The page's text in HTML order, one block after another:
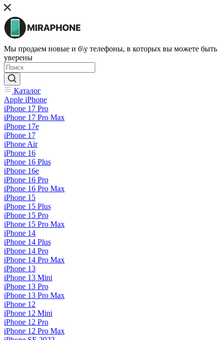
Мы продаем новые и б\у телефоны, в которых вы можете быть
уверены
Каталог
Apple iPhone
iPhone 17 Pro
iPhone 17 Pro Max
iPhone 17e
iPhone 17
iPhone Air
iPhone 16
iPhone 16 Plus
iPhone 16e
iPhone 16 Pro
iPhone 16 Pro Max
iPhone 15
iPhone 15 Plus
iPhone 15 Pro
iPhone 15 Pro Max
iPhone 14
iPhone 14 Plus
iPhone 14 Pro
iPhone 14 Pro Max
iPhone 13
iPhone 13 Mini
iPhone 13 Pro
iPhone 13 Pro Max
iPhone 12
iPhone 12 Mini
iPhone 12 Pro
iPhone 12 Pro Max